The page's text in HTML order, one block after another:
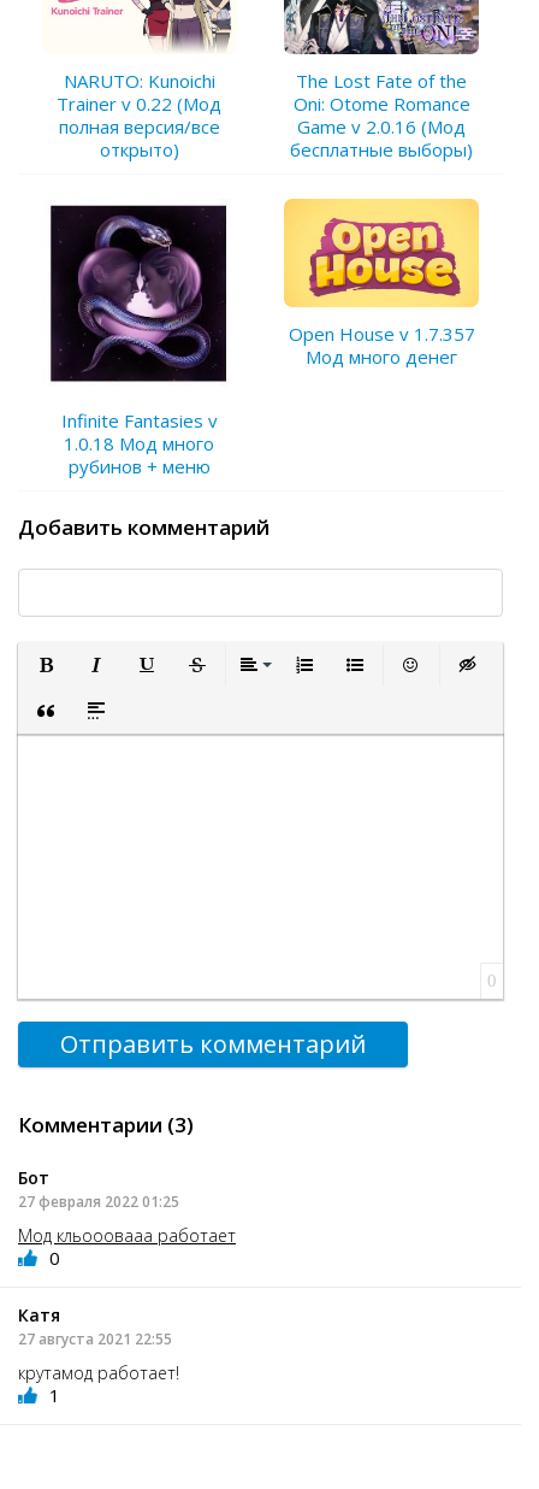
NARUTO: Kunoichi
Trainer v 0.22 (Мод
полная версия/все
открыто)
The Lost Fate of the
Oni: Otome Romance
Game v 2.0.16 (Мод
бесплатные выборы)
Infinite Fantasies v
1.0.18 Мод много
рубинов + меню
Open House v 1.7.357
Мод много денег
Добавить комментарий
Вставка цитаты
Вставка спойлера
0
Отправить комментарий
Комментарии (3)
Бот
27 февраля 2022 01:25
Мод кльооовааа работает
0
Катя
27 августа 2021 22:55
крутамод работает!
1